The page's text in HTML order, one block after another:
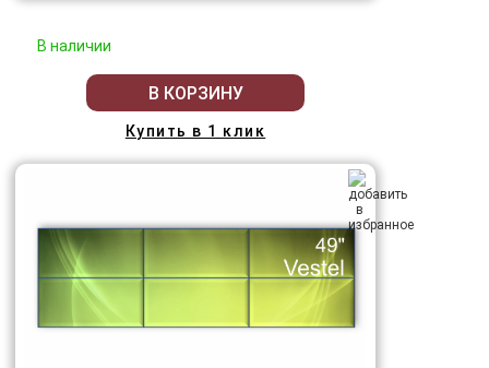
В наличии
В КОРЗИНУ
Купить в 1 клик